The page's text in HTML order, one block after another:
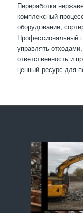
Переработка
комплексный
оборудование,
Профессиональный
управлять
ответственность и
ценный ресурс для